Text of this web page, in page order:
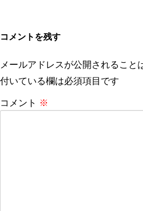
コメントを残す
メールアドレスが公開されること
付いている欄は必須項目です
コメント ※